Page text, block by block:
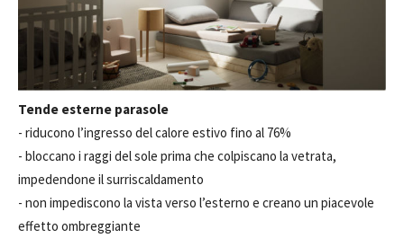
Tende esterne parasole
- riducono l’ingresso del calore estivo fino al 76%
- bloccano i raggi del sole prima che colpiscano la vetrata,
impedendone il surriscaldamento
- non impediscono la vista verso l’esterno e creano un piacevole
effetto ombreggiante